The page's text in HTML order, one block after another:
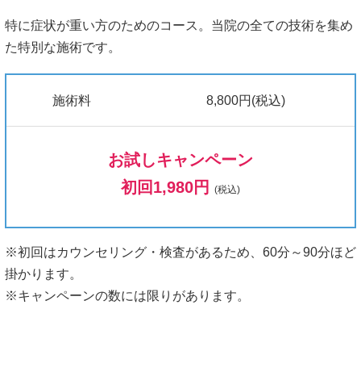
特に症状が重い方のためのコース。当院の全ての技術を集め
た特別な施術です。
施術料 8,800円(税込)
お試しキャンペーン
初回1,980円
(税込)
※初回はカウンセリング・検査があるため、60分～90分ほど
掛かります。
※キャンペーンの数には限りがあります。